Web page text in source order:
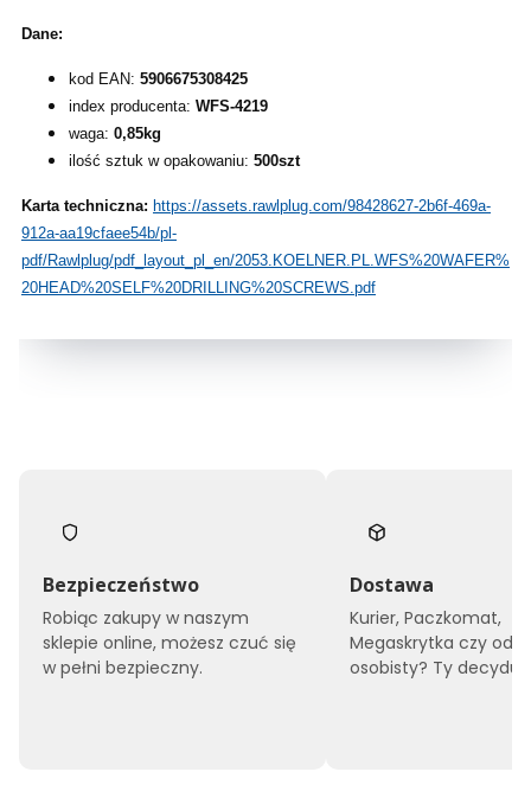
Dane:
kod EAN: 5906675308425
index producenta: WFS-4219
waga: 0,85kg
ilość sztuk w opakowaniu: 500szt
Karta techniczna: https://assets.rawlplug.com/98428627-2b6f-469a-
912a-aa19cfaee54b/pl-
pdf/Rawlplug/pdf_layout_pl_en/2053.KOELNER.PL.WFS%20WAFER%
20HEAD%20SELF%20DRILLING%20SCREWS.pdf
Bezpieczeństwo
Robiąc zakupy w naszym
sklepie online, możesz czuć się
w pełni bezpieczny.
Dostawa
Kurier, Paczkomat,
Megaskrytka czy
osobisty? Ty